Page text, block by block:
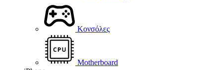
Κονσόλες
Motherboard